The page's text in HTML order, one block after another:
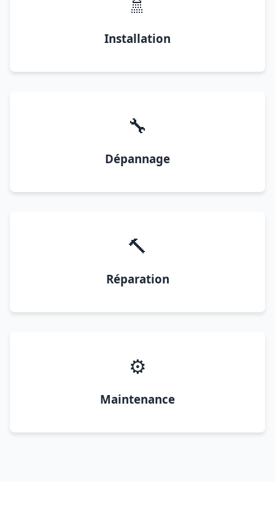
Installation
🔧
Dépannage
🔨
Réparation
⚙️
Maintenance